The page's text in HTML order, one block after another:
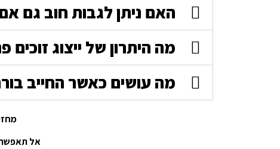
האם ניתן לגבות חוב גם
מה היתרון של ייצוג
מה עושים כאשר החייב
אל